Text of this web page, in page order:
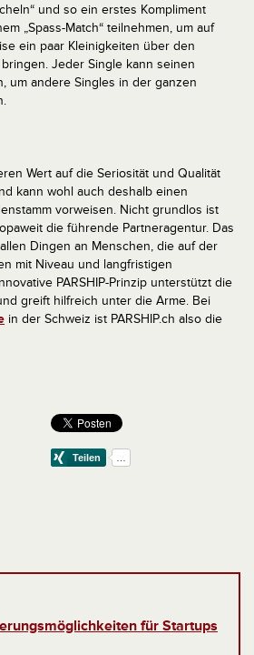
und so ein erstes Kompliment
„Spass-Match“ teilnehmen, um auf
ein paar Kleinigkeiten über den
Jeder Single kann seinen
um andere Singles in der ganzen
Wert auf die Seriosität und Qualität
kann wohl auch deshalb einen
vorweisen. Nicht grundlos ist
die führende Partneragentur. Das
Dingen an Menschen, die auf der
mit Niveau und langfristigen
PARSHIP-Prinzip unterstützt die
greift hilfreich unter die Arme. Bei
in der Schweiz ist PARSHIP.ch also die
für Startups